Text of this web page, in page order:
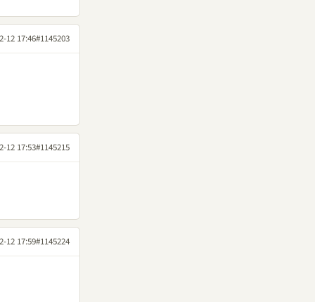
12 17:46#1145203
12 17:53#1145215
12 17:59#1145224